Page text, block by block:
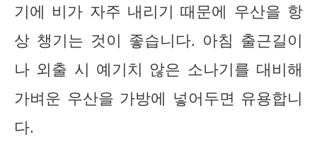
기에 비가 자주 내리기 때문에 우산을 항
상 챙기는 것이 좋습니다. 아침 출근길이
나 외출 시 예기치 않은 소나기를 대비해
가벼운 우산을 가방에 넣어두면 유용합니
다.